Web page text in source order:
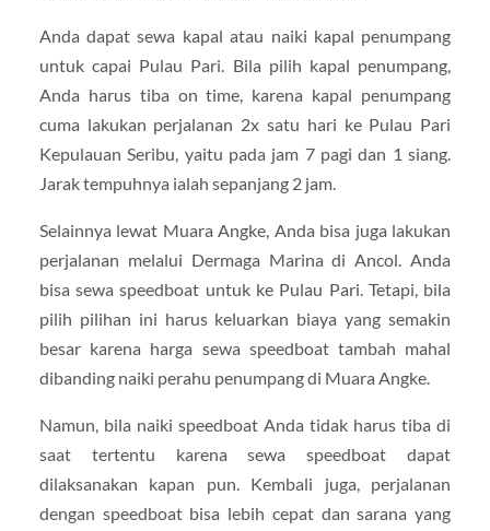
Anda dapat sewa kapal atau naiki kapal penumpang
untuk capai Pulau Pari. Bila pilih kapal penumpang,
Anda harus tiba on time, karena kapal penumpang
cuma lakukan perjalanan 2x satu hari ke Pulau Pari
Kepulauan Seribu, yaitu pada jam 7 pagi dan 1 siang.
Jarak tempuhnya ialah sepanjang 2 jam.
Selainnya lewat Muara Angke, Anda bisa juga lakukan
perjalanan melalui Dermaga Marina di Ancol. Anda
bisa sewa speedboat untuk ke Pulau Pari. Tetapi, bila
pilih pilihan ini harus keluarkan biaya yang semakin
besar karena harga sewa speedboat tambah mahal
dibanding naiki perahu penumpang di Muara Angke.
Namun, bila naiki speedboat Anda tidak harus tiba di
saat tertentu karena sewa speedboat dapat
dilaksanakan kapan pun. Kembali juga, perjalanan
dengan speedboat bisa lebih cepat dan sarana yang